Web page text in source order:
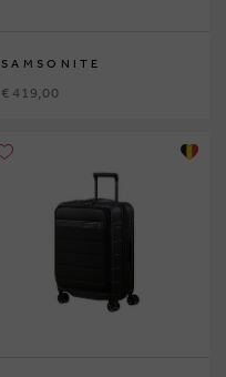
SAMSONITE
€ 419,00